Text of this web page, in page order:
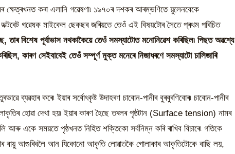
কৰা এলানি গৱেষণা৷ ১৯৭০ৰ দশকৰ আৰম্ভণিতে য়ুলেনবেকে
গৱেষক মাইকেল ছেকছৰ জৰিয়তে তেওঁ এই বিষয়টোৰ সৈতে প্ৰথম পৰিচিত
তাৰ বিশেষ পূৰ্বাভাস নথকাকৈয়ে তেওঁ সমস্যাটোত মনোনিৱেশ কৰিছিল৷ পিছত অৱশ্যে
কাৰণ সেইবাবেই তেওঁ সম্পূৰ্ণ মুক্ত মনেৰে নিজাধৰণে সমস্যাটো চালিজাৰি
ব্যৱহাৰ কৰে৷ ইয়াৰ সৰ্বোৎকৃষ্ট উদাহৰণ চাবোন-পানীৰ বুৰবুৰণিবোৰ৷ চাবোন-পানীৰ
হোৱা দেখা হয়৷ ইয়াৰ কাৰণ হৈছে তৰলৰ পৃষ্ঠটান (Surface tension) নামৰ
আৰু একে সময়তে পৃষ্ঠখনত নিহিত শক্তিকো সৰ্বনিম্ন কৰি ৰাখিব বিচাৰে৷ গতিকে
বায়ু আগুৰিবলৈ আন যিকোনো আকৃতি লোৱাতকৈ গোলাকাৰ আকৃতিটোকে বাছি লয়,